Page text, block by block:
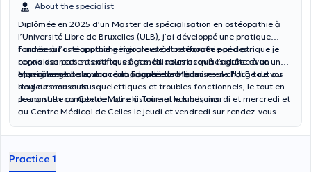
About the specialist
Diplômée en 2025 d’un Master de spécialisation en ostéopathie à
l’Université Libre de Bruxelles (ULB), j’ai développé une pratique
fondée sur une approche rigoureuse et renforcée par des
connaissances scientifiques et médicales acquises grâce à un
enseignement commun à la Faculté de Médecine de l'ULB tout au
long de mon cursus.
Formée à l’ostéopathie générale et à l’ostéopathie pédiatrique je
reçois des patients de tous âges, du nourrisson à l’adulte avec une
approche globale, douce et adaptée à chacun.
Mon rôle est de vous accompagner dans la prise en charge de vos
douleurs musculo-squelettiques et troubles fonctionnels, le tout en
prenant en compte de votre histoire et vos besoins.
Je consulte au Centre Maire à Tournai le lundi, mardi et mercredi et
au Centre Médical de Celles le jeudi et vendredi sur rendez-vous.
Practice 1